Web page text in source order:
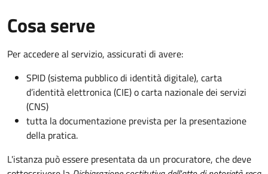
Cosa serve
Per accedere al servizio, assicurati di avere:
SPID (sistema pubblico di identità digitale), carta
d’identità elettronica (CIE) o carta nazionale dei servizi
(CNS)
tutta la documentazione prevista per la presentazione
della pratica.
L'istanza può essere presentata da un procuratore, che deve